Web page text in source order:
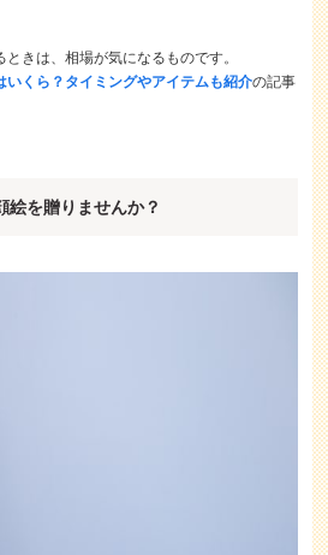
きは、相場が気になるものです。
いくら？タイミングやアイテムも紹介の記事
絵を贈りませんか？